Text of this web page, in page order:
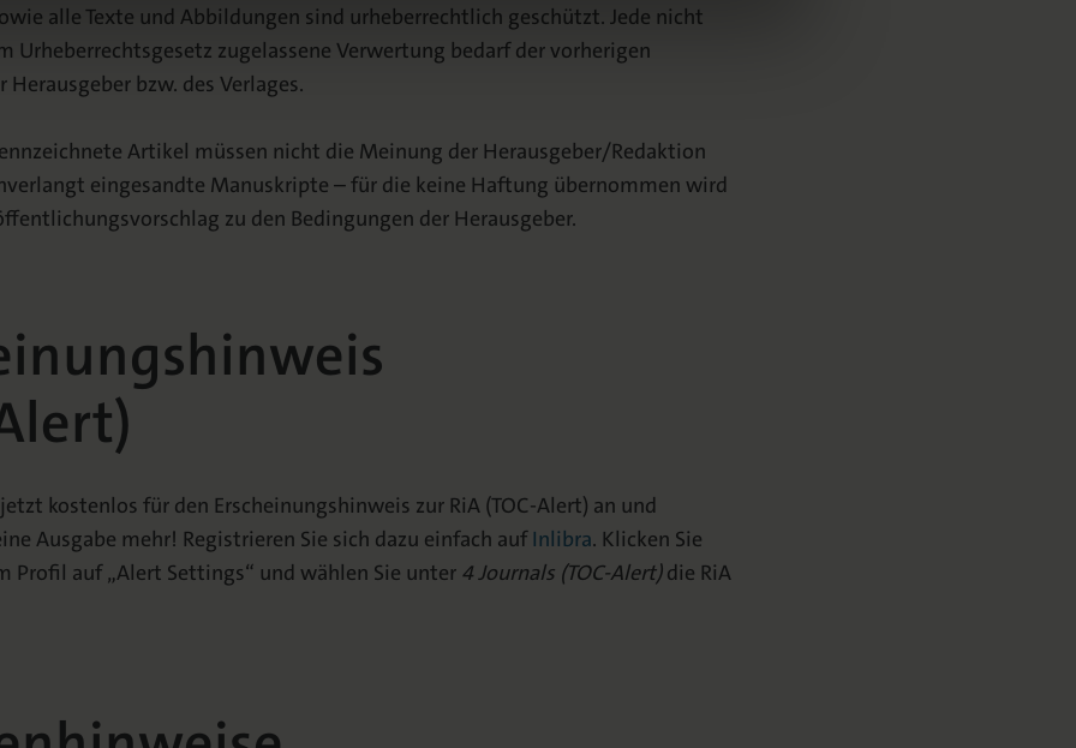
alle Texte und Abbildungen sind urheberrechtlich geschützt. Jede nicht
Urheberrechtsgesetz zugelassene Verwertung bedarf der vorherigen
bzw. des Verlages.
Artikel müssen nicht die Meinung der Herausgeber/Redaktion
eingesandte Manuskripte – für die keine Haftung übernommen wird
zu den Bedingungen der Herausgeber.
kostenlos für den Erscheinungshinweis zur RiA (TOC-Alert) an und
Ausgabe mehr! Registrieren Sie sich dazu einfach aufInlibra. Klicken Sie
Profil auf „Alert Settings“ und wählen Sie unter4 Journals (TOC-Alert)die RiA